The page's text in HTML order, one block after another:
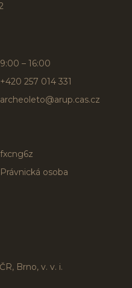
9:00 – 16:00
+420 257 014 331
archeoleto@arup.cas.cz
fxcng6z
Právnická osoba
Brno, v. v. i.